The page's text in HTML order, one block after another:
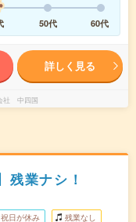
50代 60代
詳しく見る
社 中四国
残業ナシ！
日が休み 残業なし